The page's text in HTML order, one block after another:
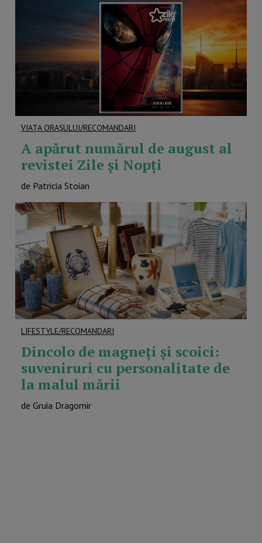
VIAȚA ORAȘULUI/RECOMANDARI
A apărut numărul de august al
revistei Zile și Nopți
de Patricia Stoian
LIFESTYLE/RECOMANDARI
Dincolo de magneți și scoici:
suveniruri cu personalitate de
la malul mării
de Gruia Dragomir